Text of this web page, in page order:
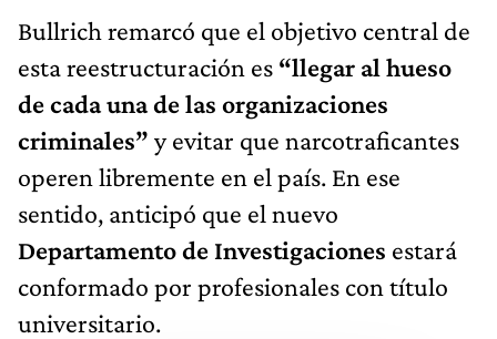
Bullrich remarcó que el objetivo central de
esta reestructuración es “llegar al hueso
de cada una de las organizaciones
criminales” y evitar que narcotraficantes
operen libremente en el país. En ese
sentido, anticipó que el nuevo
Departamento de Investigaciones estará
conformado por profesionales con título
universitario.